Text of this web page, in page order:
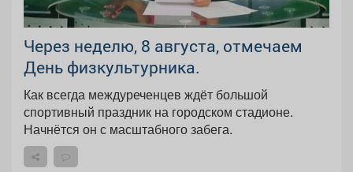
Через неделю, 8 августа, отмечаем
День физкультурника.
Как всегда междуреченцев ждёт большой
спортивный праздник на городском стадионе.
Начнётся он с масштабного забега.